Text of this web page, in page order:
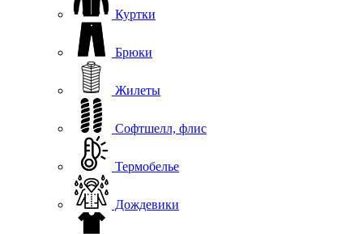
Куртки
Брюки
Жилеты
Софтшелл, флис
Термобелье
Дождевики